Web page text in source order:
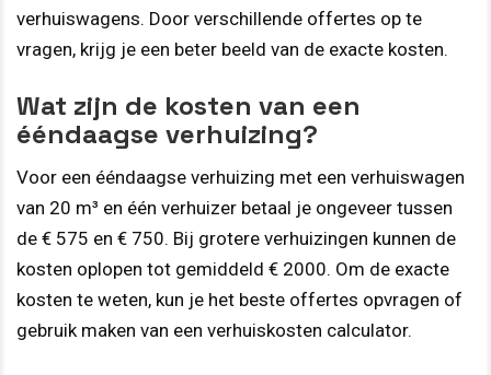
verhuiswagens. Door verschillende offertes op te
vragen, krijg je een beter beeld van de exacte kosten.
Wat zijn de kosten van een
ééndaagse verhuizing?
Voor een ééndaagse verhuizing met een verhuiswagen
van 20 m³ en één verhuizer betaal je ongeveer tussen
de € 575 en € 750. Bij grotere verhuizingen kunnen de
kosten oplopen tot gemiddeld € 2000. Om de exacte
kosten te weten, kun je het beste offertes opvragen of
gebruik maken van een verhuiskosten calculator.